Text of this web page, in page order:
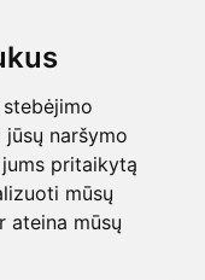
naršymo
pritaikytą
mūsų
ateina mūsų